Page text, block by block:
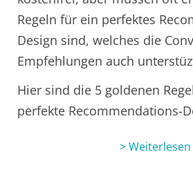
Regeln für ein perfektes
Design sind, welches die
Empfehlungen auch
Hier sind die 5 goldenen
perfekte Recommendations-
> Weiterlesen